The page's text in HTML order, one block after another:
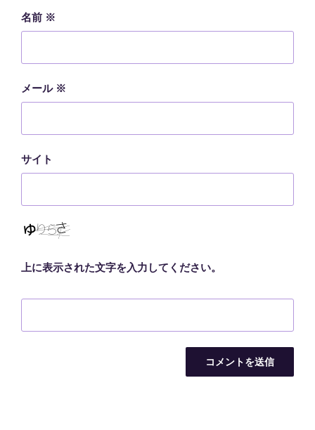
名前 ※
メール ※
サイト
上に表示された文字を入力してください。